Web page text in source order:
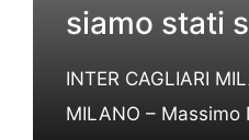
siamo stati
INTER CAGLIARI
MILANO – Massimo